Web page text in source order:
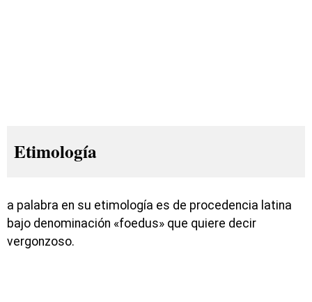
Etimología
a palabra en su etimología es de procedencia latina
bajo denominación «foedus» que quiere decir
vergonzoso.